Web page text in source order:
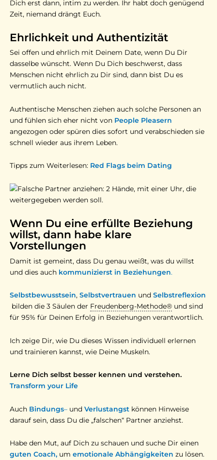
Dich erst dann, intim zu werden. Ihr habt doch genügend
Zeit, niemand drängt Euch.
Ehrlichkeit und Authentizität
Sei offen und ehrlich mit Deinem Date, wenn Du Dir
dasselbe wünscht. Wenn Du Dich beschwerst, dass
Menschen nicht ehrlich zu Dir sind, dann bist Du es
vermutlich auch nicht.
Authentische Menschen ziehen auch solche Personen an
und fühlen sich eher nicht von People Pleasern
angezogen oder spüren dies sofort und verabschieden sie
schnell wieder aus ihrem Leben.
Tipps zum Weiterlesen: Red Flags beim Dating
Wenn Du eine erfüllte Beziehung
willst, dann habe klare
Vorstellungen
Damit ist gemeint, dass Du genau weißt, was du willst
und dies auch kommunizierst in Beziehungen.
Selbstbewusstsein, Selbstvertrauen und Selbstreflexion
bilden die 3 Säulen der Freudenberg-Methode® und sind
für 95% für Deinen Erfolg in Beziehungen verantwortlich.
Ich zeige Dir, wie Du dieses Wissen individuell erlernen
und trainieren kannst, wie Deine Muskeln.
Lerne Dich selbst besser kennen und verstehen.
Transform your Life
Auch Bindungs– und Verlustangst können Hinweise
darauf sein, dass Du die „falschen“ Partner anziehst.
Habe den Mut, auf Dich zu schauen und suche Dir einen
guten Coach, um emotionale Abhängigkeiten zu lösen.